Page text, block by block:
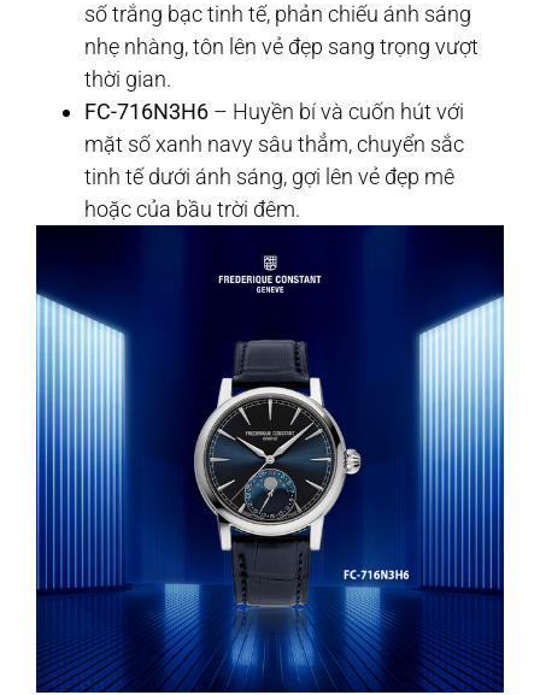
số trắng bạc tinh tế, phản chiếu ánh sáng
nhẹ nhàng, tôn lên vẻ đẹp sang trọng vượt
thời gian.
FC-716N3H6 – Huyền bí và cuốn hút với
mặt số xanh navy sâu thẳm, chuyển sắc
tinh tế dưới ánh sáng, gợi lên vẻ đẹp mê
hoặc của bầu trời đêm.